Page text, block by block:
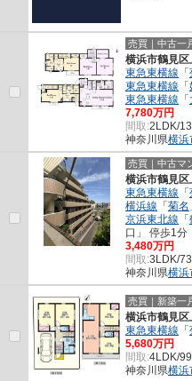
売買｜中古一
横浜市鶴見
東急東横線 「
東急東横線 「
東急東横線 「
7,780万円
間取:2LDK/
神奈川県横浜
売買｜中古マ
横浜市鶴見
東急東横線 「
横浜線 「菊名
京浜東北線 「
口」 停歩1分
3,480万円
間取:3LDK/
神奈川県横浜
売買｜新築一
横浜市鶴見
東急東横線 「
5,680万円
間取:4LDK/
神奈川県横浜